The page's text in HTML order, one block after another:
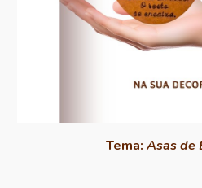
Tema: Asas de